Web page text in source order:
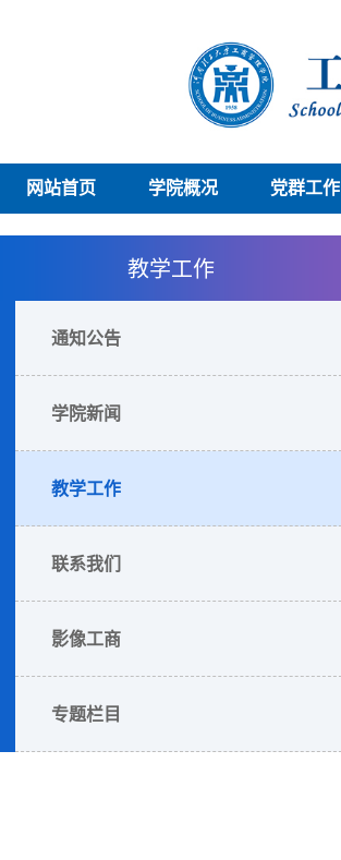
网站首页 学院概况 党群工作
教学工作
通知公告
学院新闻
教学工作
联系我们
影像工商
专题栏目